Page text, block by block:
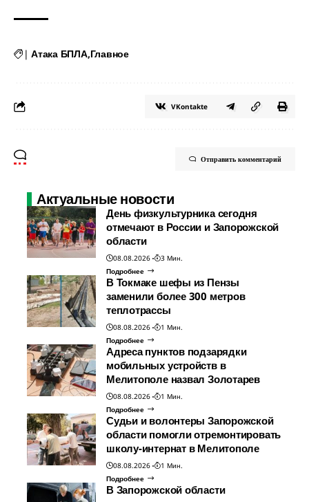
| Атака БПЛА Главное
VKontakte
Отправить комментарий
Актуальные новости
День физкультурника сегодня
отмечают в России и Запорожской
области
08.08.2026
3 Мин.
Подробнее
В Токмаке шефы из Пензы
заменили более 300 метров
теплотрассы
08.08.2026
1 Мин.
Подробнее
Адреса пунктов подзарядки
мобильных устройств в
Мелитополе назвал Золотарев
08.08.2026
1 Мин.
Подробнее
Судьи и волонтеры Запорожской
области помогли отремонтировать
школу-интернат в Мелитополе
08.08.2026
1 Мин.
Подробнее
В Запорожской области